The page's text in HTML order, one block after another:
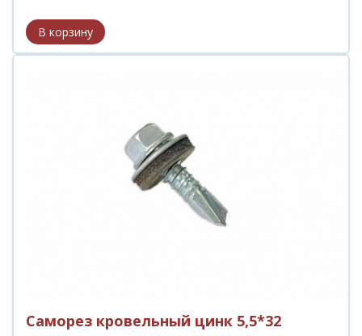
Саморез кровельный цинк 5,5*32